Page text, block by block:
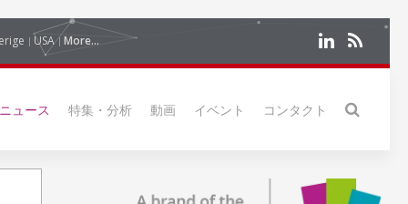
USA More...
ニュース 特集・分析 動画 イベント コンタクト